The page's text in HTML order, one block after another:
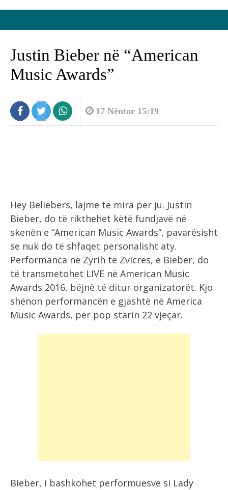
Justin Bieber në “American
Music Awards”
17 Nëntor 15:19
Hey Beliebers, lajme të mira për ju. Justin
Bieber, do të rikthehet këtë fundjavë në
skenën e “American Music Awards”, pavarësisht
se nuk do të shfaqet personalisht aty.
Performanca në Zyrih të Zvicrës, e Bieber, do
të transmetohet LIVE në American Music
Awards 2016, bëjnë të ditur organizatorët. Kjo
shënon performancën e gjashtë në America
Music Awards, për pop starin 22 vjeçar.
Bieber, i bashkohet performuesve si Lady